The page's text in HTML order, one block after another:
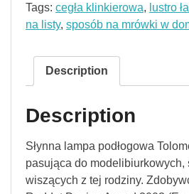
Tags: cegła klinkierowa, lustro
na listy, sposób na mrówki w
Description
Description
Słynna lampa podłogowa
pasująca do modelibiurkowych,
wiszących z tej rodziny.